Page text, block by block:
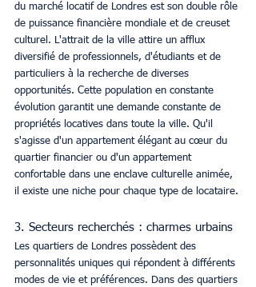
du marché locatif de Londres est son double rôle
de puissance financière mondiale et de creuset
culturel. L'attrait de la ville attire un afflux
diversifié de professionnels, d'étudiants et de
particuliers à la recherche de diverses
opportunités. Cette population en constante
évolution garantit une demande constante de
propriétés locatives dans toute la ville. Qu'il
s'agisse d'un appartement élégant au cœur du
quartier financier ou d'un appartement
confortable dans une enclave culturelle animée,
il existe une niche pour chaque type de locataire.
3. Secteurs recherchés : charmes urbains
Les quartiers de Londres possèdent des
personnalités uniques qui répondent à différents
modes de vie et préférences. Dans des quartiers